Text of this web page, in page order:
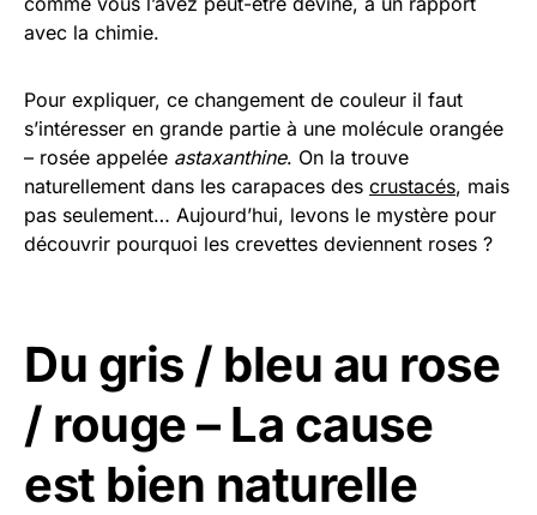
avec la chimie.
Pour expliquer, ce changement de couleur il faut
s’intéresser en grande partie à une molécule orangée
– rosée appelée astaxanthine. On la trouve
naturellement dans les carapaces des crustacés, mais
pas seulement… Aujourd’hui, levons le mystère pour
découvrir pourquoi les crevettes deviennent roses ?
Du gris / bleu au rose
/ rouge – La cause
est bien naturelle